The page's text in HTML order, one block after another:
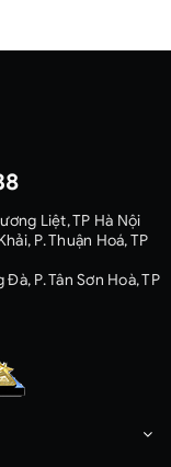
Liệt, TP Hà Nội
P. Thuận Hoá, TP
Đà, P. Tân Sơn Hoà, TP